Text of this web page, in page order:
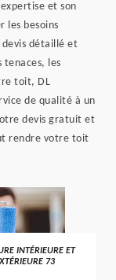
et son
les besoins
détaillé et
tenaces, les
toit, DL
de qualité à un
devis gratuit et
rendre votre toit
INTÉRIEURE ET
73